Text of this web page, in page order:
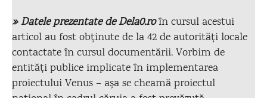
» Datele prezentate de Dela0.roîn cursul acestui
articol au fost obținute de la 42 de autorități locale
contactate în cursul documentării. Vorbim de
entități publice implicate în implementarea
proiectului Venus – așa se cheamă proiectul